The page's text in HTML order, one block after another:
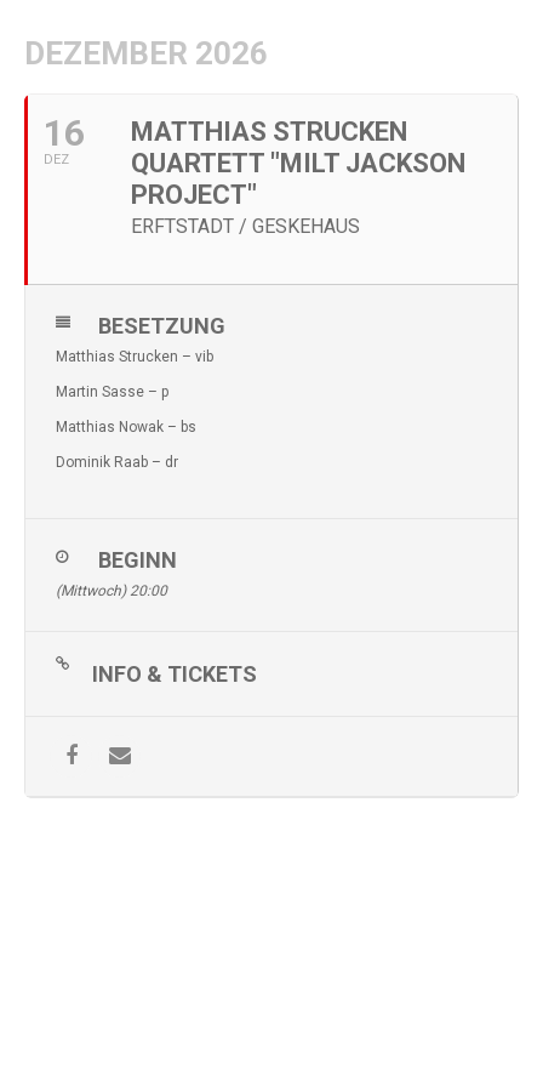
DEZEMBER 2026
16
DEZ
MATTHIAS STRUCKEN
QUARTETT "MILT JACKSON
PROJECT"
ERFTSTADT / GESKEHAUS
BESETZUNG
Matthias Strucken – vib
Martin Sasse – p
Matthias Nowak – bs
Dominik Raab – dr
BEGINN
(Mittwoch) 20:00
INFO & TICKETS